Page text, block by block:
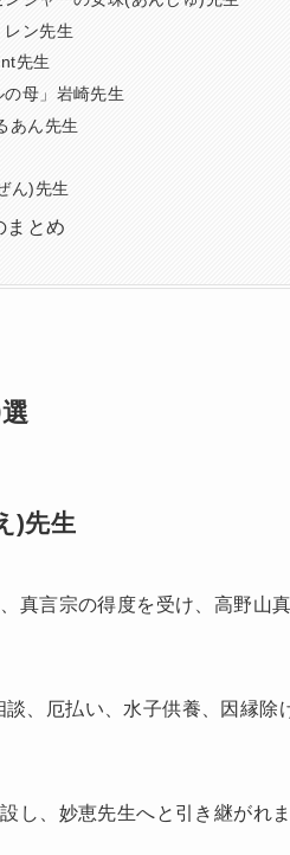
レン先生
先生
の母」岩崎先生
あん先生
ん)先生
まとめ
)先生
真言宗の得度を受け、高野山
、厄払い、水子供養、因縁除
し、妙恵先生へと引き継がれま